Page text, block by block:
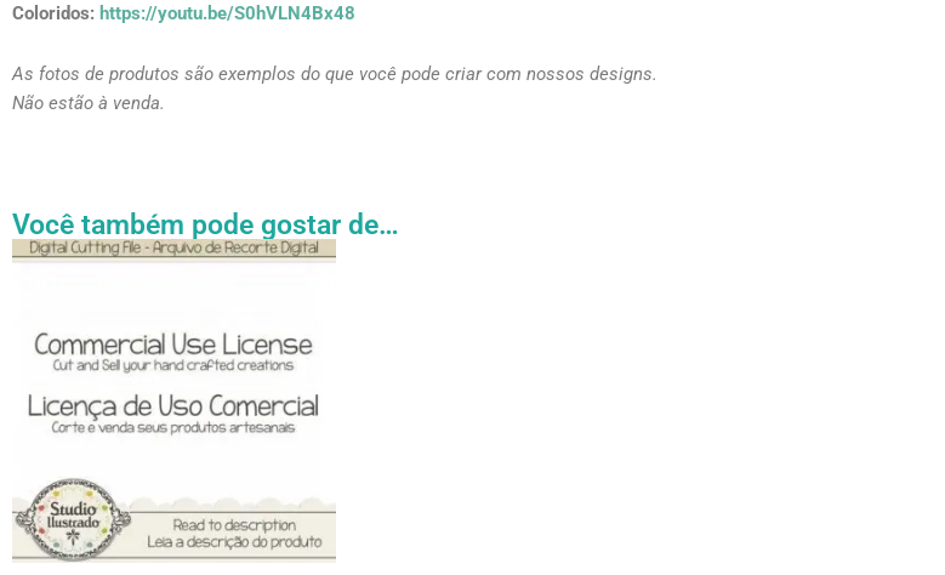
Coloridos: https://youtu.be/S0hVLN4Bx48
As fotos de produtos são exemplos do que você pode criar com nossos designs.
Não estão à venda.
Você também pode gostar de…
Faixa
de
através
R$ 54.89
Este
várias
variantes.
As
opções
escolhidas